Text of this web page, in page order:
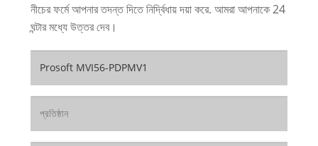
নীচের ফর্মে আপনার তদন্ত দিতে নির্দ্বিধায় দয়া করে. আমরা আপনাকে 24
ঘন্টার মধ্যে উত্তর দেব।